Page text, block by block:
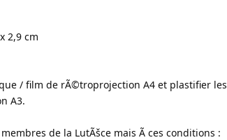
2,9 cm
/ film de rÃ©troprojection A4 et plastifier les
A3.
de la LutÃšce mais Ã ces conditions :